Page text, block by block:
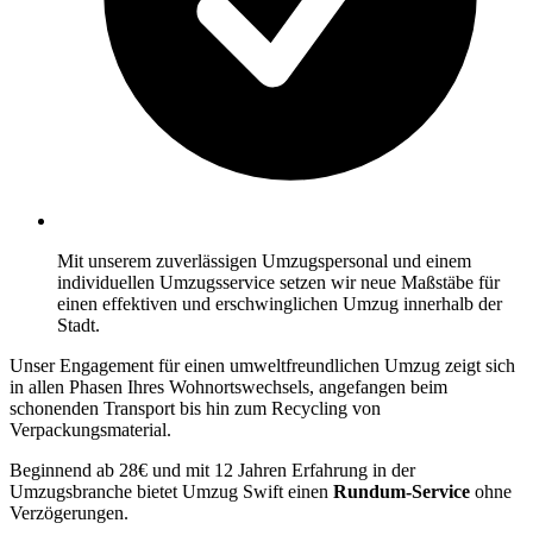
Mit unserem zuverlässigen Umzugspersonal und einem
individuellen Umzugsservice setzen wir neue Maßstäbe für
einen effektiven und erschwinglichen Umzug innerhalb der
Stadt.
Unser Engagement für einen umweltfreundlichen Umzug zeigt sich
in allen Phasen Ihres Wohnortswechsels, angefangen beim
schonenden Transport bis hin zum Recycling von
Verpackungsmaterial.
Beginnend ab 28€ und mit 12 Jahren Erfahrung in der
Umzugsbranche bietet Umzug Swift einen Rundum-Service ohne
Verzögerungen.